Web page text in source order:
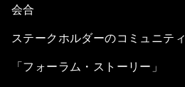
会合
ステークホルダーのコミュニティ
「フォーラム・ストーリー」